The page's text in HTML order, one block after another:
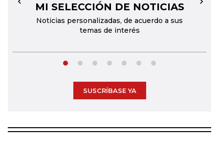
MI SELECCIÓN DE NOTICIAS
Noticias personalizadas, de acuerdo a sus
temas de interés
← →
SUSCRÍBASE YA